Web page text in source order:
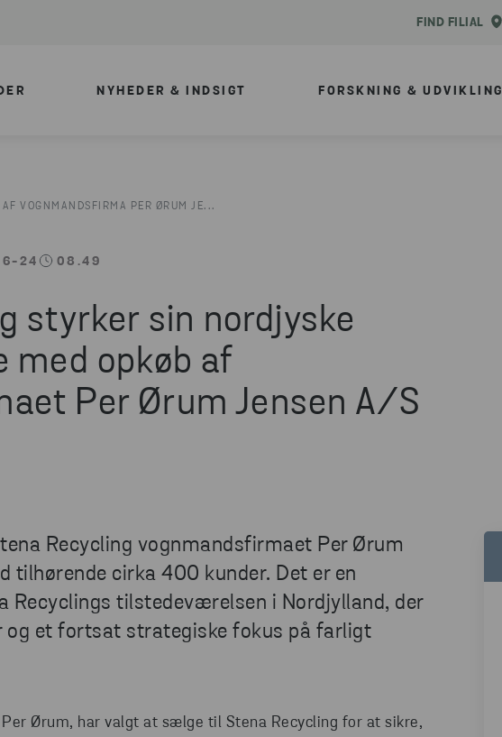
FIND FILIAL
NYHEDER & INDSIGT FORSKNING & UDVIKLING
VOGNMANDSFIRMA PER ØRUM JE...
24 08.49
styrker sin nordjyske
opkøb af
Per Ørum Jensen A/S
Recycling vognmandsfirmaet Per Ørum
tilhørende cirka 400 kunder. Det er en
Recyclings tilstedeværelsen i Nordjylland, der
et fortsat strategiske fokus på farligt
Ørum, har valgt at sælge til Stena Recycling for at sikre,